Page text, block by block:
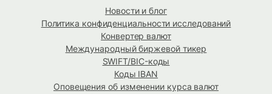
Новости и блог
Политика конфиденциальности исследований
Конвертер валют
Международный биржевой тикер
SWIFT/BIC-коды
Коды IBAN
Оповещения об изменении курса валют